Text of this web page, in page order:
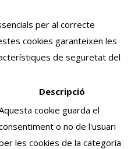
per al correcte
cookies garanteixen les
de seguretat del
Descripció
cookie guarda el
o no de l'usuari
les cookies de la categoria